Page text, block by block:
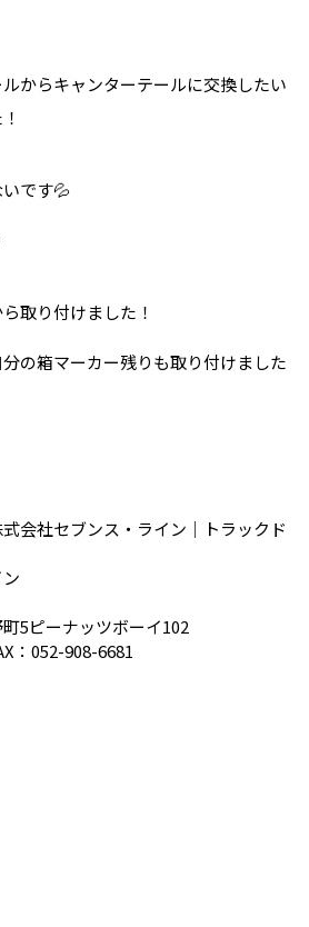
からキャンターテールに交換したい
です💦
取り付けました！
の箱マーカー残りも取り付けました
会社セブンス・ライン｜トラックド
5ピーナッツボーイ102
：052-908-6681